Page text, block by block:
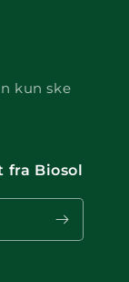
kun ske
fra Biosol